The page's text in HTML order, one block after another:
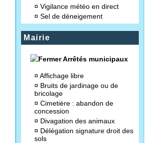
¤ Vigilance météo en direct
¤ Sel de déneigement
Mairie
Arrêtés municipaux
¤ Affichage libre
¤ Bruits de jardinage ou de
bricolage
¤ Cimetière : abandon de
concession
¤ Divagation des animaux
¤ Délégation signature droit des
sols